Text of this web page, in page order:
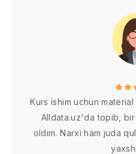
Kurs ishim uchun
Alldata.uz'da topib,
oldim. Narxi ham juda